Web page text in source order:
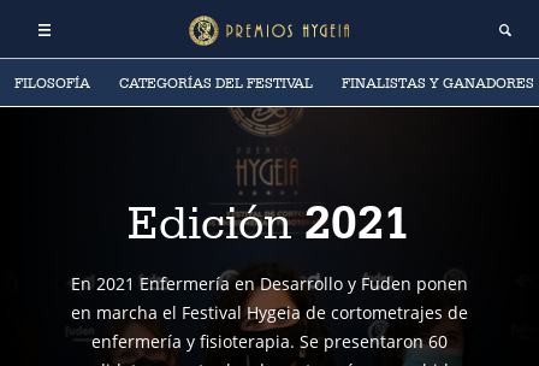
FILOSOFÍA CATEGORÍAS DEL FESTIVAL FINALISTAS Y GANADORES
Edición2021
En 2021 Enfermería en Desarrollo y Fuden ponen
en marcha el Festival Hygeia de cortometrajes de
enfermería y fisioterapia. Se presentaron 60